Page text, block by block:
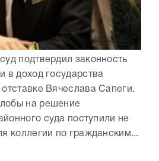
подтвердил законность
в доход государства
Вячеслава Сапеги.
на решение
суда поступили не
коллегии по гражданским...